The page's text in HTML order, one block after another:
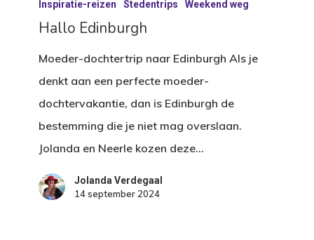
Edinburgh
Inspiratie-reizen Stedentrips Weekend weg
Hallo Edinburgh
Moeder-dochtertrip naar Edinburgh Als je
denkt aan een perfecte moeder-
dochtervakantie, dan is Edinburgh de
bestemming die je niet mag overslaan.
Jolanda en Neerle kozen deze…
Jolanda Verdegaal
14 september 2024